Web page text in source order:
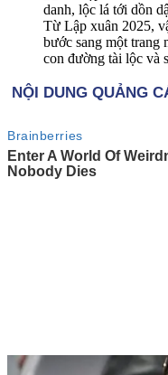
Từ Lập xuân 2025,
bước sang một trang
con đường tài lộc và